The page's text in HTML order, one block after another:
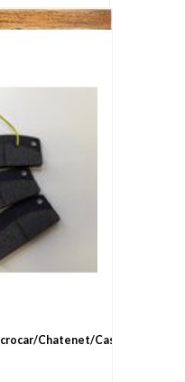
Chatenet/Casalini